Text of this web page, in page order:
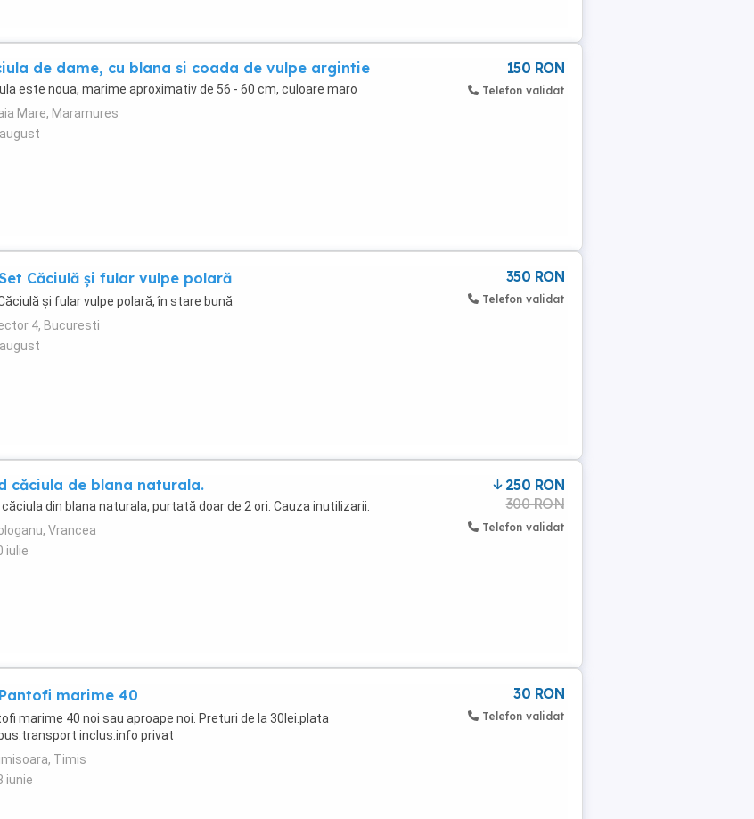
de dame, cu blana si coada de vulpe argintie
este noua, marime aproximativ de 56 - 60 cm, culoare maro
Mare, Maramures
150 RON
Telefon validat
Căciulă și fular vulpe polară
și fular vulpe polară, în stare bună
4, Bucuresti
350 RON
Telefon validat
căciula de blana naturala.
căciula din blana naturala, purtată doar de 2 ori. Cauza inutilizarii.
Vrancea
iulie
250 RON
300 RON
Telefon validat
Pantofi marime 40
marime 40 noi sau aproape noi. Preturi de la 30lei.plata
inclus.info privat
Timis
iunie
30 RON
Telefon validat